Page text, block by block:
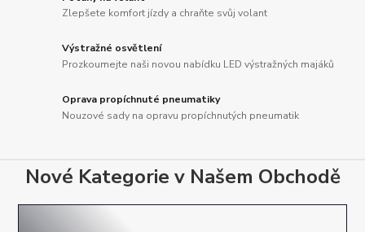
Zlepšete komfort jízdy a chraňte svůj volant
Výstražné osvětlení
Prozkoumejte naši novou nabídku LED výstražných majáků
Oprava propíchnuté pneumatiky
Nouzové sady na opravu propíchnutých pneumatik
Nové Kategorie v Našem Obchodě